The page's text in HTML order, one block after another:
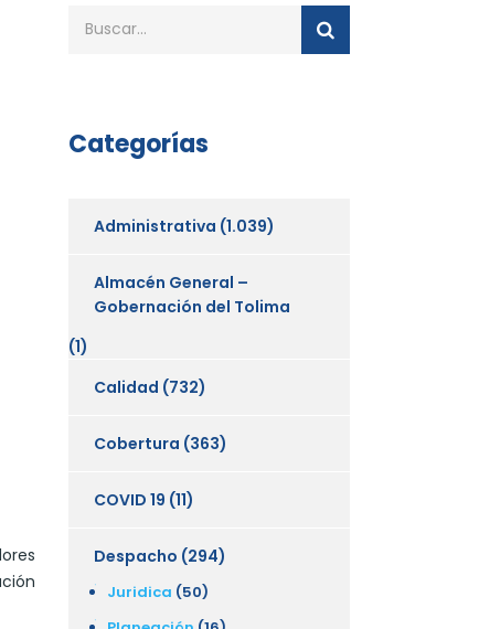
Categorías
Administrativa (1.039)
Almacén General –
Gobernación del Tolima
(1)
Calidad (732)
Cobertura (363)
COVID 19 (11)
Despacho (294)
Juridica (50)